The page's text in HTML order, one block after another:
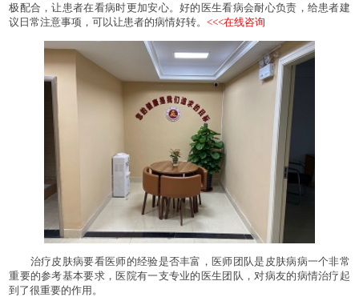
极配合，让患者在看病时更加安心。好的医生看病会耐心负责，给患者建
议日常注意事项，可以让患者的病情好转。<<<在线咨询
治疗皮肤病要看医师的经验是否丰富，医师团队是皮肤病病一个非常
重要的参考基本要求，医院有一支专业的医生团队，对病友的病情治疗起
到了很重要的作用。